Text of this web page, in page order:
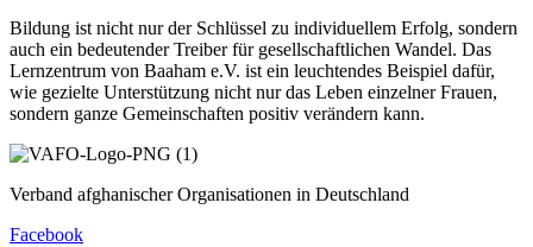
Bildung ist nicht nur der Schlüssel zu individuellem Erfolg, sondern
auch ein bedeutender Treiber für gesellschaftlichen Wandel. Das
Lernzentrum von Baaham e.V. ist ein leuchtendes Beispiel dafür,
wie gezielte Unterstützung nicht nur das Leben einzelner Frauen,
sondern ganze Gemeinschaften positiv verändern kann.
Verband afghanischer Organisationen in Deutschland
Facebook